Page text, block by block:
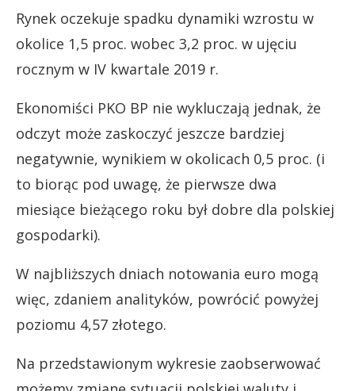
Rynek oczekuje spadku dynamiki wzrostu w
okolice 1,5 proc. wobec 3,2 proc. w ujęciu
rocznym w IV kwartale 2019 r.
Ekonomiści PKO BP nie wykluczają jednak, że
odczyt może zaskoczyć jeszcze bardziej
negatywnie, wynikiem w okolicach 0,5 proc. (i
to biorąc pod uwagę, że pierwsze dwa
miesiące bieżącego roku był dobre dla polskiej
gospodarki).
W najbliższych dniach notowania euro mogą
więc, zdaniem analityków, powrócić powyżej
poziomu 4,57 złotego.
Na przedstawionym wykresie zaobserwować